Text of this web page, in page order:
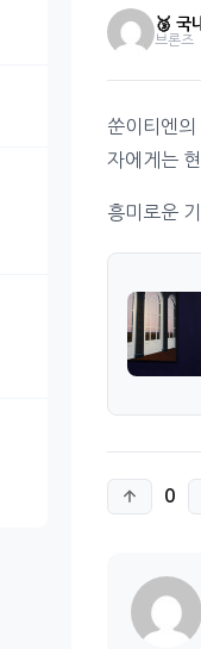
🥉 국
브론즈
쑨이티엔의
자에게는
흥미로운
0